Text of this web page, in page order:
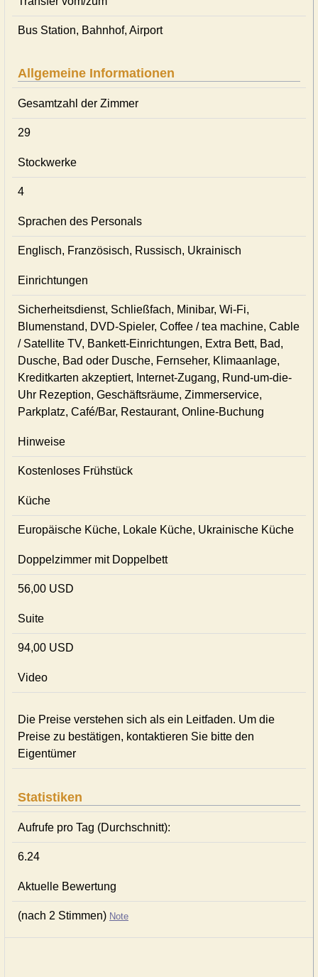
Bus Station, Bahnhof, Airport
Allgemeine Informationen
Gesamtzahl der Zimmer
29
Stockwerke
4
Sprachen des Personals
Englisch, Französisch, Russisch, Ukrainisch
Einrichtungen
Sicherheitsdienst, Schließfach, Minibar, Wi-Fi,
Blumenstand, DVD-Spieler, Coffee / tea machine, Cable
/ Satellite TV, Bankett-Einrichtungen, Extra Bett, Bad,
Dusche, Bad oder Dusche, Fernseher, Klimaanlage,
Kreditkarten akzeptiert, Internet-Zugang, Rund-um-die-
Uhr Rezeption, Geschäftsräume, Zimmerservice,
Parkplatz, Café/Bar, Restaurant, Online-Buchung
Hinweise
Kostenloses Frühstück
Küche
Europäische Küche, Lokale Küche, Ukrainische Küche
Doppelzimmer mit Doppelbett
56,00 USD
Suite
94,00 USD
Video
Die Preise verstehen sich als ein Leitfaden. Um die
Preise zu bestätigen, kontaktieren Sie bitte den
Eigentümer
Statistiken
Aufrufe pro Tag (Durchschnitt):
6.24
Aktuelle Bewertung
(nach 2 Stimmen) Note